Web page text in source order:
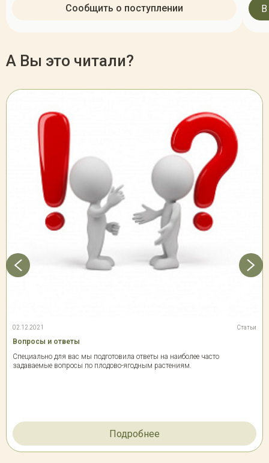
Сообщить о поступлении
А Вы это читали?
02.12.2021 Статьи
Вопросы и ответы
Специально для вас мы подготовила ответы на наиболее часто
задаваемые вопросы по плодово-ягодным растениям.
Подробнее